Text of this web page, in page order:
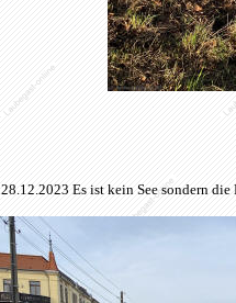
28.12.2023 Es ist kein See sondern